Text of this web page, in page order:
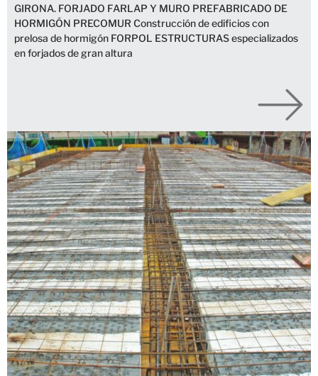
GIRONA. FORJADO FARLAP Y MURO PREFABRICADO DE
HORMIGÓN PRECOMUR Construcción de edificios con
prelosa de hormigón FORPOL ESTRUCTURAS especializados
en forjados de gran altura